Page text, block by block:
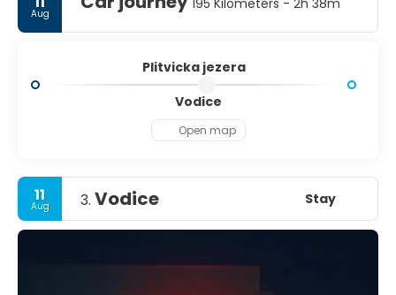
Aug
195 Kilometers - 2h 38m
Plitvicka jezera
Vodice
Open map
11
Aug 3. Vodice Stay